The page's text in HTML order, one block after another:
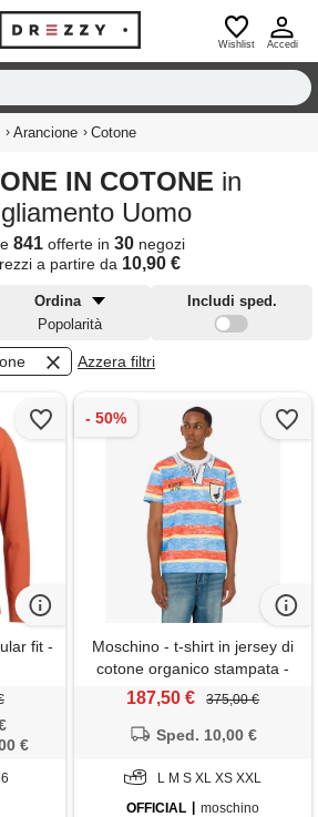
Wishlist Accedi
› Arancione › Cotone
IN COTONE in
Uomo
841offerte in 30negozi
a partire da 10,90 €
Ordina
Popolarità
Includi sped.
Azzera filtri
fit -
€
Moschino - t-shirt in jersey di
cotone organico stampata -
multicolore
187,50 € 375,00 €
Sped. 10,00 €
L M S XL XS XXL
OFFICIAL
moschino